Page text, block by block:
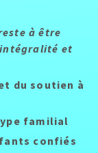
à être
et
du soutien à
familial
confiés